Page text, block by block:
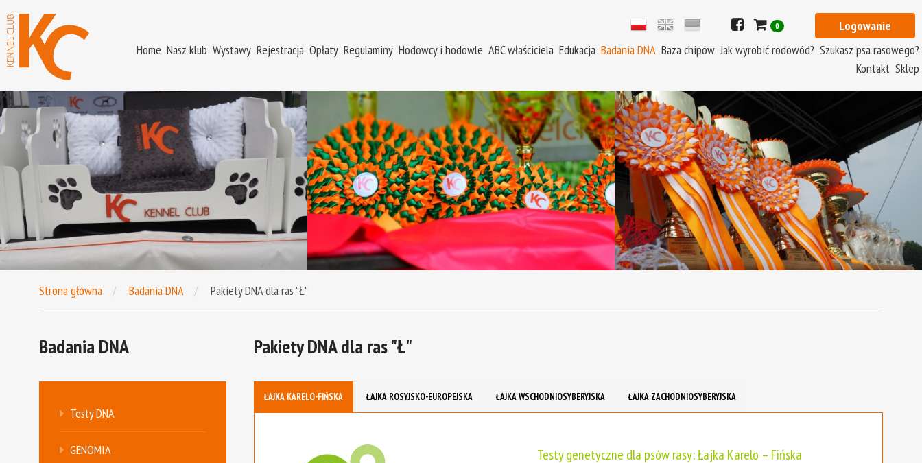
0
Logowanie
Home Nasz klub Wystawy Rejestracja Opłaty Regulaminy Hodowcy i hodowle ABC właściciela Edukacja Badania DNA Baza chipów Jak wyrobić rodowód? Szukasz psa rasowego?
Kontakt Sklep
Strona główna Badania DNA Pakiety DNA dla ras "Ł"
Pakiety DNA dla ras "Ł"
ŁAJKA KARELO-FIŃSKA ŁAJKA ROSYJSKO-EUROPEJSKA ŁAJKA WSCHODNIOSYBERYJSKA ŁAJKA ZACHODNIOSYBERYJSKA
Testy genetyczne dla psów rasy: Łajka Karelo – Fińska
Badania DNA
Testy DNA
GENOMIA